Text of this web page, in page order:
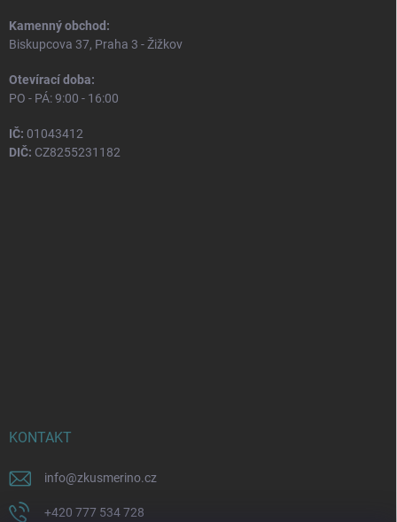
Kamenný obchod:
Biskupcova 37, Praha 3 - Žižkov
Otevírací doba:
PO - PÁ: 9:00 - 16:00
IČ: 01043412
DIČ: CZ8255231182
KONTAKT
info@zkusmerino.cz
+420 777 534 728